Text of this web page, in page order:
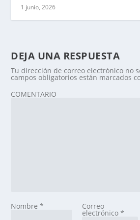
1 junio, 2026
DEJA UNA RESPUESTA
Tu dirección de correo electrónico no
campos obligatorios están marcados
COMENTARIO
Nombre* Correo
electrónico *